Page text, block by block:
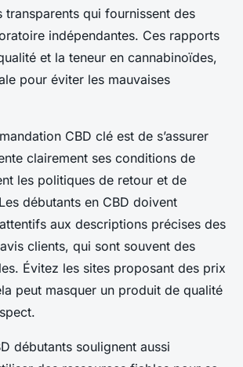
transparents qui fournissent des
indépendantes. Ces rapports
et la teneur en cannabinoïdes,
pour éviter les mauvaises
CBD clé est de s’assurer
clairement ses conditions de
les politiques de retour et de
débutants en CBD doivent
aux descriptions précises des
clients, qui sont souvent des
Évitez les sites proposant des prix
peut masquer un produit de qualité
débutants soulignent aussi